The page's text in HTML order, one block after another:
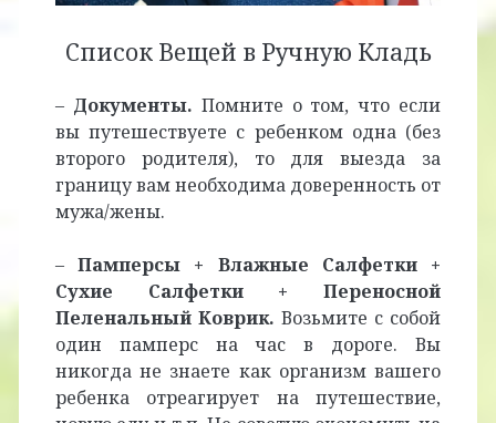
Список Вещей в Ручную Кладь
– Документы. Помните о том, что если
вы путешествуете с ребенком одна (без
второго родителя), то для выезда за
границу вам необходима доверенность от
мужа/жены.
–Памперсы + Влажные Салфетки +
Сухие Салфетки + Переносной
Пеленальный Коврик. Возьмите с собой
один памперс на час в дороге. Вы
никогда не знаете как организм вашего
ребенка отреагирует на путешествие,